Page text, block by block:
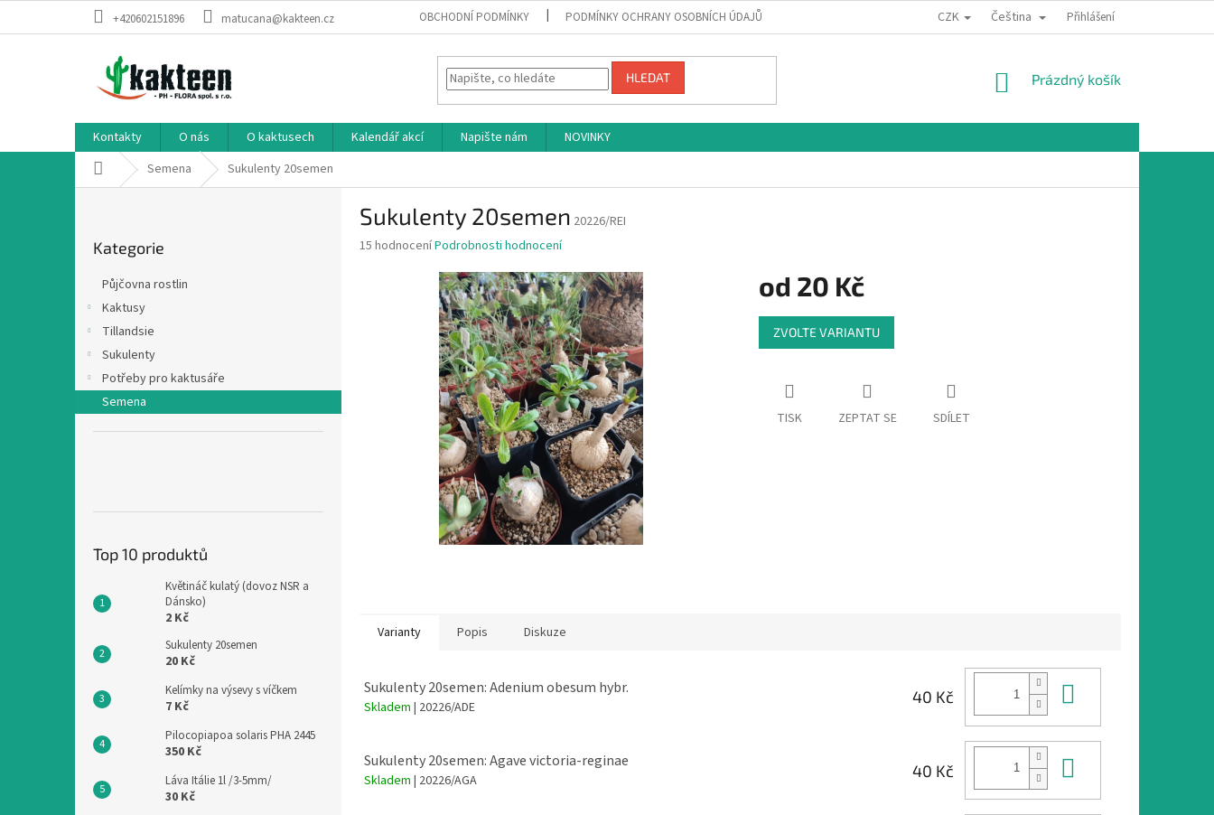
+420602151896 matucana@kakteen.cz OBCHODNÍ PODMÍNKY PODMÍNKY OCHRANY OSOBNÍCH ÚDAJŮ CZK Čeština Přihlášení
HLEDAT
NÁKUPNÍ
Prázdný košík
Kontakty O nás O kaktusech Kalendář akcí Napište nám
NOVINKY
Domů Semena Sukulenty 20semen
a
n
kategorie
Kategorie
Půjčovna rostlin
Kaktusy
Tillandsie
Sukulenty
Potřeby pro kaktusáře
Semena
Top 10 produktů
Květináč kulatý (dovoz NSR a
Dánsko)
2 Kč
Sukulenty 20semen
20 Kč
Kelímky na výsevy s víčkem
7 Kč
Pilocopiapoa solaris PHA 2445
350 Kč
Láva Itálie 1l /3-5mm/
30 Kč
Sukulenty 20semen 20226/REI
Průměrné
15 hodnoceníPodrobnosti hodnocení
od 20 Kč
Měrná
cena:
ZVOLTE VARIANTU
TISK ZEPTAT SE SDÍLET
Varianty Popis Diskuze
Sukulenty 20semen: Adenium obesum hybr.
Skladem | 20226/ADE
40 Kč
Sukulenty 20semen: Agave victoria-reginae
Skladem | 20226/AGA
40 Kč